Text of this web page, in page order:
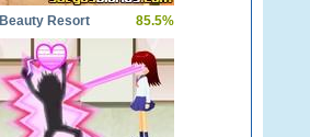
Beauty Resort 85.5%